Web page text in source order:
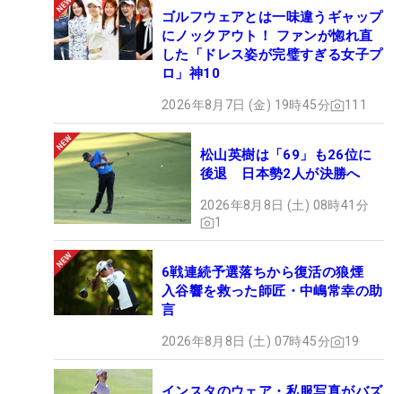
ゴルフウェアとは一味違うギャップ
にノックアウト！ ファンが惚れ直
した「ドレス姿が完璧すぎる女子プ
ロ」神10
2026年8月7日 (金) 19時45分 111
松山英樹は「69」も26位に
後退 日本勢2人が決勝へ
2026年8月8日 (土) 08時41分
1
6戦連続予選落ちから復活の狼煙
入谷響を救った師匠・中嶋常幸の助
言
2026年8月8日 (土) 07時45分 19